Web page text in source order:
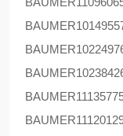
BAUMER
BAUMER
BAUMER
BAUMER
BAUMER